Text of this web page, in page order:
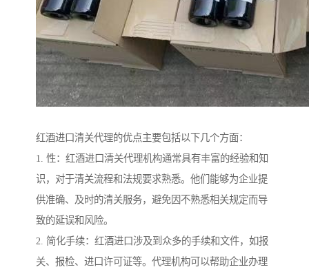
红酒进口清关代理的优点主要包括以下几个方面：
1. 性：红酒进口清关代理机构通常具有丰富的经验和知
识，对于清关流程和法规要求熟悉。他们能够为企业提
供准确、及时的清关服务，避免因不熟悉相关规定而导
致的延误和风险。
2. 简化手续：红酒进口涉及到众多的手续和文件，如报
关、报检、进口许可证等。代理机构可以帮助企业办理